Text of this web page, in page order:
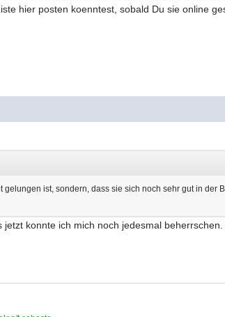
hier posten koenntest, sobald Du sie online
ist, sondern, dass sie sich noch sehr gut in der
konnte ich mich noch jedesmal